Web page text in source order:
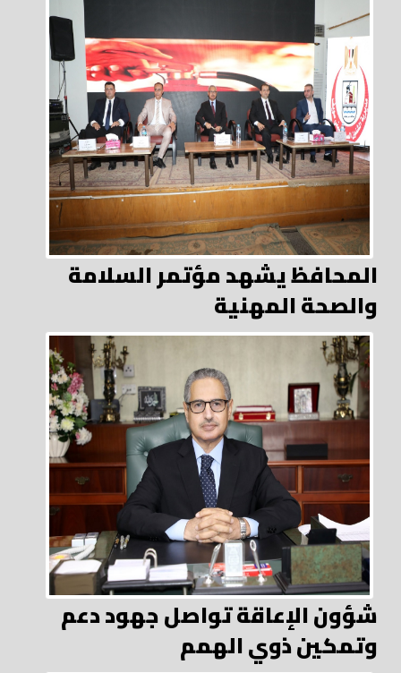
المحافظ يشهد مؤتمر السلامة
والصحة المهنية
شؤون الإعاقة تواصل جهود دعم
وتمكين ذوي الهمم